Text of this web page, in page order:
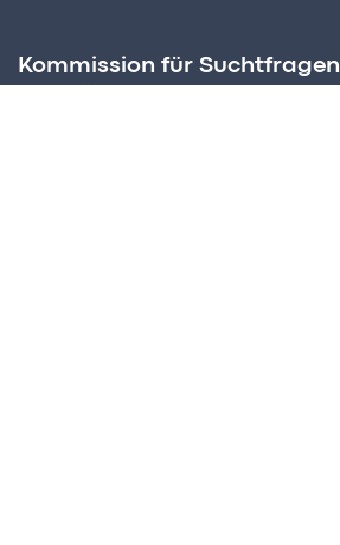
Kommission für Suchtfragen